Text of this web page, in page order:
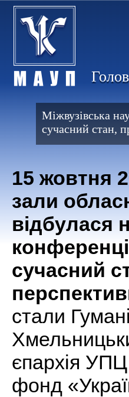
Міжвузівська
сучасний стан,
15 жовтня
зали
відбулася
сучасний
стали
єпархія
фонд